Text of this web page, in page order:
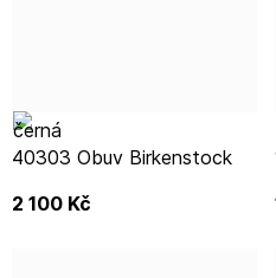
40303 Obuv Birkenstock
2 100 Kč